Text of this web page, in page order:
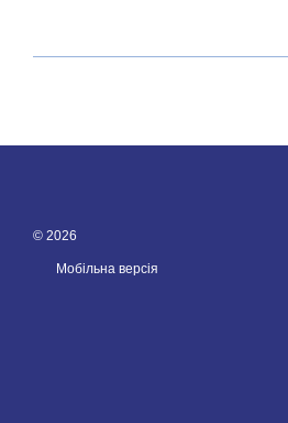
© 2026
Мобільна версія